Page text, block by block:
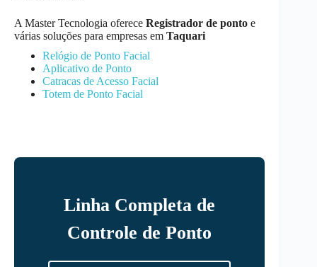
A Master Tecnologia oferece Registrador de ponto e
várias soluções para empresas em Taquari
Relógio de Ponto Facial
Aplicativo de Ponto
Catracas de Acesso Facial
Totem de Ponto Facial
Linha Completa de
Controle de Ponto